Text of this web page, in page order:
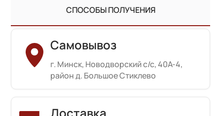
СПОСОБЫ ПОЛУЧЕНИЯ
Самовывоз
г. Минск, Новодворский с/с, 40А-4,
район д. Большое Стиклево
Доставка